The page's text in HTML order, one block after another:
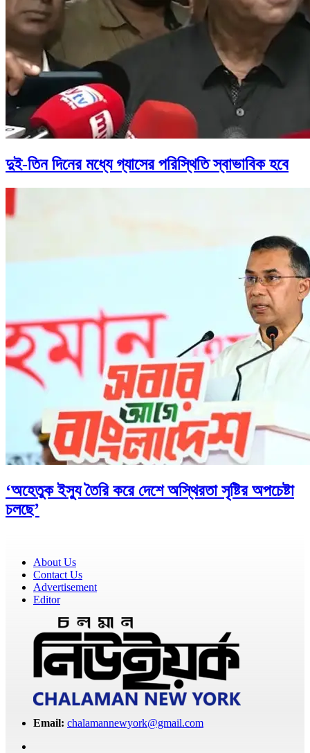
দুই-তিন দিনের মধ্যে গ্যাসের পরিস্থিতি স্বাভাবিক হবে
‘অহেতুক ইস্যু তৈরি করে দেশে অস্থিরতা সৃষ্টির অপচেষ্টা
চলছে’
About Us
Contact Us
Advertisement
Editor
Email: chalamannewyork@gmail.com